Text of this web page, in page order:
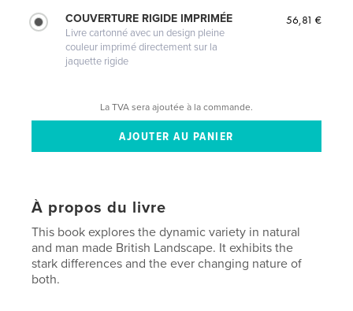
COUVERTURE RIGIDE IMPRIMÉE
Livre cartonné avec un design pleine
couleur imprimé directement sur la
jaquette rigide
56,81 €
La TVA sera ajoutée à la commande.
À propos du livre
This book explores the dynamic variety in natural
and man made British Landscape. It exhibits the
stark differences and the ever changing nature of
both.